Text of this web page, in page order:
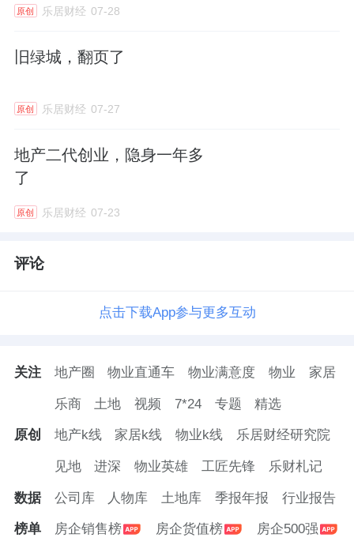
董事长，并升任
事兼首席运营官（COO），期间主导了
2023年4月，曾益明转投新成立的中交物业服
务集团，出任总经理，负责公司的整体运营。
份有限公司”变更为“中交
兜底的代价
凭借着财务指标的扭转，中交地产得以“脱
帽”，摆脱了退市风险警示。
但上市平台松了一口气，其控股股东中交房地
产集团，却扛下了所有。
近三年，中交房地产集团的归母净利润，分别
原创 乐居财经 07-28
旧绿城，翻页了
原创 乐居财经 07-27
地产二代创业，隐身一年多
了
原创 乐居财经 07-23
评论
点击下载App参与更多互动
关注 地产圈 物业直通车 物业满意度 物业 家居
乐商 土地 视频 7*24 专题 精选
原创 地产k线 家居k线 物业k线 乐居财经研究院
见地 进深 物业英雄 工匠先锋 乐财札记
数据 公司库 人物库 土地库 季报年报 行业报告
榜单 房企销售榜 房企货值榜 房企500强